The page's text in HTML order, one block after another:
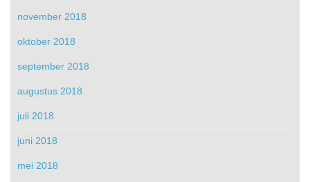
november 2018
oktober 2018
september 2018
augustus 2018
juli 2018
juni 2018
mei 2018